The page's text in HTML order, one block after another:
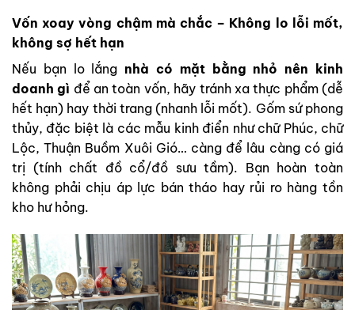
Vốn xoay vòng chậm mà chắc – Không lo lỗi mốt,
không sợ hết hạn
Nếu bạn lo lắng nhà có mặt bằng nhỏ nên kinh
doanh gì để an toàn vốn, hãy tránh xa thực phẩm (dễ
hết hạn) hay thời trang (nhanh lỗi mốt). Gốm sứ phong
thủy, đặc biệt là các mẫu kinh điển như chữ Phúc, chữ
Lộc, Thuận Buồm Xuôi Gió… càng để lâu càng có giá
trị (tính chất đồ cổ/đồ sưu tầm). Bạn hoàn toàn
không phải chịu áp lực bán tháo hay rủi ro hàng tồn
kho hư hỏng.